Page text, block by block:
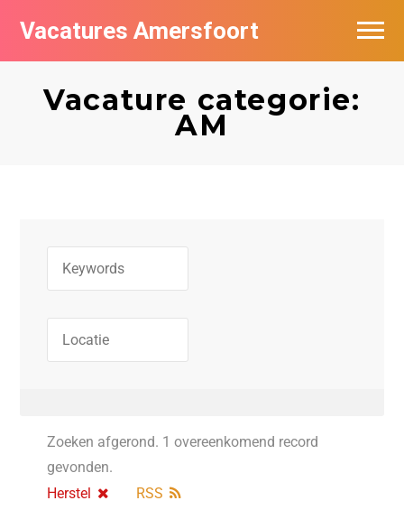
Vacatures Amersfoort
Vacature categorie:
AM
Zoeken afgerond. 1 overeenkomend record
gevonden.
Herstel
RSS
Vacatures per bedrijf
De populairste vacatures in Amersfoort